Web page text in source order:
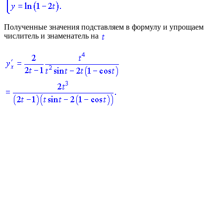
Полученные значения подставляем в формулу и упрощаем
числитель и знаменатель на